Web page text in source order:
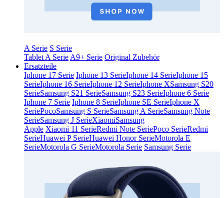
A Serie S Serie
Tablet A Serie A9+ Serie Original Zubehör
Ersatzteile
Iphone 17 Serie Iphone 13 SerieIphone 14 SerieIphone 15
SerieIphone 16 SerieIphone 12 SerieIphone XSamsung S20
SerieSamsung S21 SerieSamsung S23 SerieIphone 6 Serie
Iphone 7 Serie Iphone 8 SerieIphone SE SerieIphone X
SeriePocoSamsung S SerieSamsung A SerieSamsung Note
SerieSamsung J SerieXiaomiSamsung
Apple Xiaomi 11 SerieRedmi Note SeriePoco SerieRedmi
SerieHuawei P SerieHuawei Honor SerieMotorola E
SerieMotorola G SerieMotorola Serie Samsung Serie